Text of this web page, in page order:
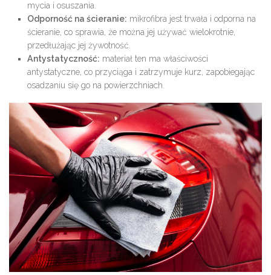
mycia i osuszania.
Odporność na ścieranie: mikrofibra jest trwała i odporna na
ścieranie, co sprawia, że można jej używać wielokrotnie,
przedłużając jej żywotność.
Antystatyczność: materiał ten ma właściwości
antystatyczne, co przyciąga i zatrzymuje kurz, zapobiegając
osadzaniu się go na powierzchniach.